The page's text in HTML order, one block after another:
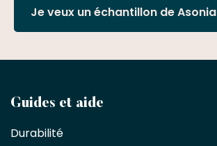
Je veux un échantillon de Asonia
Devenez
partenaire
Guides et aide
Durabilité